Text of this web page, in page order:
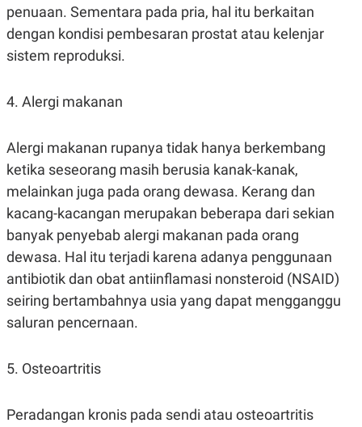
A
N
G
N
C
E
T
A
K
I
N
E
A
T
E
E
A
P
E
R
A
V
E
R
T
S
I
N
K
G
D
penuaan. Sementara pada pria, hal itu berkaitan
dengan kondisi pembesaran prostat atau kelenjar
sistem reproduksi.
4. Alergi makanan
Alergi makanan rupanya tidak hanya berkembang
ketika seseorang masih berusia kanak-kanak,
melainkan juga pada orang dewasa. Kerang dan
kacang-kacangan merupakan beberapa dari sekian
banyak penyebab alergi makanan pada orang
dewasa. Hal itu terjadi karena adanya penggunaan
antibiotik dan obat antiinflamasi nonsteroid (NSAID)
seiring bertambahnya usia yang dapat mengganggu
saluran pencernaan.
5. Osteoartritis
Peradangan kronis pada sendi atau osteoartritis